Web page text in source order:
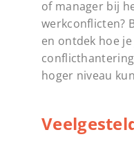
of manager bij
werkconflicten?
en ontdek hoe
hoger niveau